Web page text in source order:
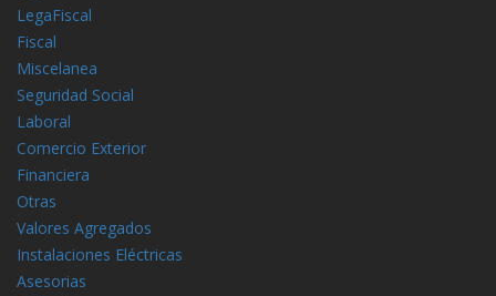
LegaFiscal
Fiscal
Miscelanea
Seguridad Social
Laboral
Comercio Exterior
Financiera
Otras
Valores Agregados
Instalaciones Eléctricas
Asesorias